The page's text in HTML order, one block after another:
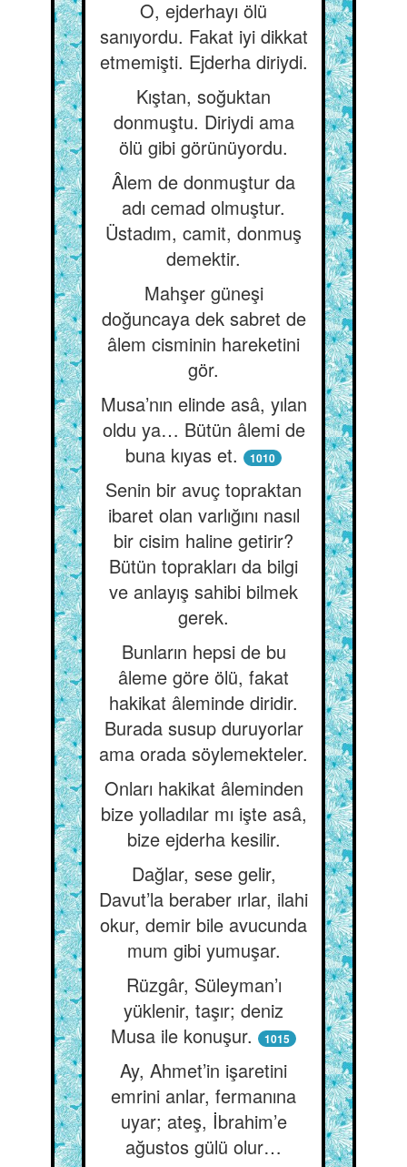
O, ejderhayı ölü
sanıyordu. Fakat iyi dikkat
etmemişti. Ejderha diriydi.
Kıştan, soğuktan
donmuştu. Diriydi ama
ölü gibi görünüyordu.
Âlem de donmuştur da
adı cemad olmuştur.
Üstadım, camit, donmuş
demektir.
Mahşer güneşi
doğuncaya dek sabret de
âlem cisminin hareketini
gör.
Musa’nın elinde asâ, yılan
oldu ya… Bütün âlemi de
buna kıyas et.
1010
Senin bir avuç topraktan
ibaret olan varlığını nasıl
bir cisim haline getirir?
Bütün toprakları da bilgi
ve anlayış sahibi bilmek
gerek.
Bunların hepsi de bu
âleme göre ölü, fakat
hakikat âleminde diridir.
Burada susup duruyorlar
ama orada söylemekteler.
Onları hakikat âleminden
bize yolladılar mı işte asâ,
bize ejderha kesilir.
Dağlar, sese gelir,
Davut’la beraber ırlar, ilahi
okur, demir bile avucunda
mum gibi yumuşar.
Rüzgâr, Süleyman’ı
yüklenir, taşır; deniz
Musa ile konuşur.
1015
Ay, Ahmet’in işaretini
emrini anlar, fermanına
uyar; ateş, İbrahim’e
ağustos gülü olur…